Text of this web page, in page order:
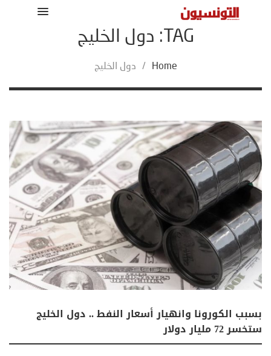
TAG: دول الخليج
Home
/ دول الخليج
بسبب الكورونا وانهيار أسعار النفط .. دول الخليج
ستخسر 72 مليار دولار